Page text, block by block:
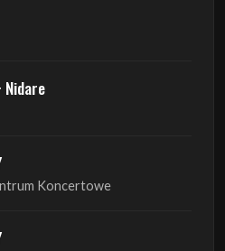
Koncertowe